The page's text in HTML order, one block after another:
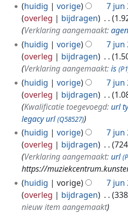
huidig vorige 7 jun
overleg
bijdragen
Verklaring aangemaakt:
huidig
vorige 7 jun
overleg
bijdragen
Verklaring aangemaakt:is
huidig vorige 7 jun
overleg
bijdragen
Kwalificatie toegevoegd: url
legacy url (Q58527)
huidig vorige 7 jun
overleg
bijdragen
Verklaring aangemaakt: url
https://
huidig
vorige 7 jun
overleg
bijdragen
nieuw item aangemaakt